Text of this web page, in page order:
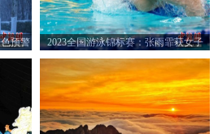
预警
2023全国游泳锦标赛：张雨霏获女子
200米蝶泳亚军